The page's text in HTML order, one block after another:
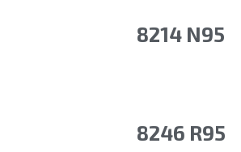
8214 N95
8246 R95